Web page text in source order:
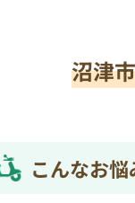
沼津
こんなお